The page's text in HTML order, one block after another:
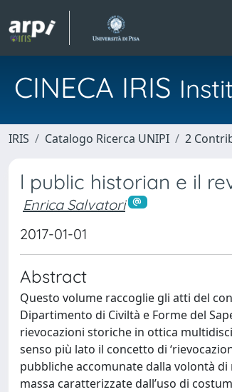
CINECA IRIS
IRIS Catalogo Ricerca UNIPI 2
l public historian e il
Enrica Salvatori
2017-01-01
Abstract
Questo volume raccoglie gli atti del
Dipartimento di Civiltà e Forme del
rievocazioni storiche in ottica
senso più lato il concetto di
pubbliche accomunate dalla volontà
massa caratterizzate dall’uso di